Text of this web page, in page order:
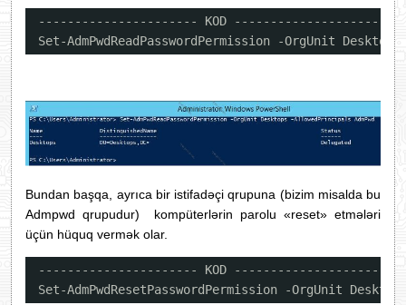
---------------------- KOD ----------------------
Set-AdmPwdReadPasswordPermission -OrgUnit
Bundan başqa, ayrıca bir istifadəçi qrupuna (bizim misalda bu
Admpwd qrupudur) kompüterlərin parolu «reset» etmələri
üçün hüquq vermək olar.
---------------------- KOD ----------------------
Set-AdmPwdResetPasswordPermission -OrgUnit